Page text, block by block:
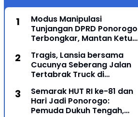
Modus Manipulasi
Tunjangan DPRD Ponorogo
Terbongkar, Mantan Ketua
Ditahan Kejari
Tragis, Lansia bersama
Cucunya Seberang Jalan
Tertabrak Truck di
Meninggal
Semarak HUT RI ke-81 dan
Hari Jadi Ponorogo:
Pemuda Dukuh Tengah,